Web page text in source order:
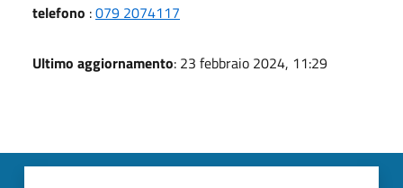
telefono :079 2074117
Ultimo aggiornamento: 23 febbraio 2024, 11:29